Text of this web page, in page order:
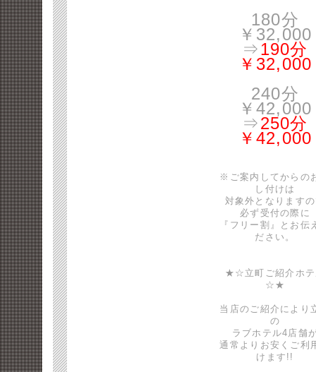
180分
￥32,000
⇒190分
￥32,000
240分
￥42,000
⇒250分
￥42,000
※ご案内してからの
し付けは
対象外となります
必ず受付の際に
『フリー割』とお伝
ださい。
★☆立町ご紹介ホ
☆★
当店のご紹介により
の
ラブホテル4店舗
通常よりお安くご利
けます!!